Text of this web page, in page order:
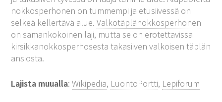
nokkosperhonen on tummempi ja etusiivessä on
selkeä kellertävä alue.Valkotäplänokkosperhonen
on samankokoinen laji, mutta se on erotettavissa
kirsikkanokkosperhosesta takasiiven valkoisen täplän
ansiosta.
Lajista muualla:Wikipedia, LuontoPortti, Lepiforum